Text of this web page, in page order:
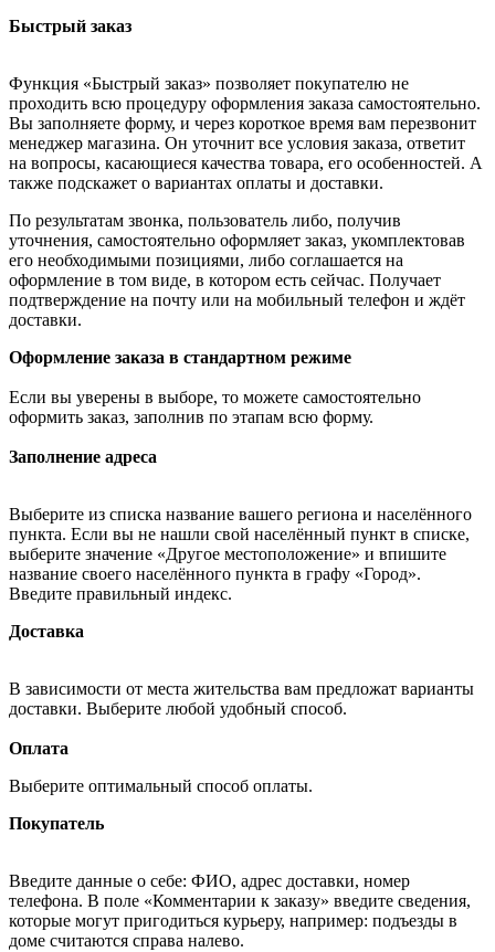
Быстрый заказ
Функция «Быстрый заказ» позволяет покупателю не
проходить всю процедуру оформления заказа самостоятельно.
Вы заполняете форму, и через короткое время вам перезвонит
менеджер магазина. Он уточнит все условия заказа, ответит
на вопросы, касающиеся качества товара, его особенностей. А
также подскажет о вариантах оплаты и доставки.
По результатам звонка, пользователь либо, получив
уточнения, самостоятельно оформляет заказ, укомплектовав
его необходимыми позициями, либо соглашается на
оформление в том виде, в котором есть сейчас. Получает
подтверждение на почту или на мобильный телефон и ждёт
доставки.
Оформление заказа в стандартном режиме
Если вы уверены в выборе, то можете самостоятельно
оформить заказ, заполнив по этапам всю форму.
Заполнение адреса
Выберите из списка название вашего региона и населённого
пункта. Если вы не нашли свой населённый пункт в списке,
выберите значение «Другое местоположение» и впишите
название своего населённого пункта в графу «Город».
Введите правильный индекс.
Доставка
В зависимости от места жительства вам предложат варианты
доставки. Выберите любой удобный способ.
Оплата
Выберите оптимальный способ оплаты.
Покупатель
Введите данные о себе: ФИО, адрес доставки, номер
телефона. В поле «Комментарии к заказу» введите сведения,
которые могут пригодиться курьеру, например: подъезды в
доме считаются справа налево.